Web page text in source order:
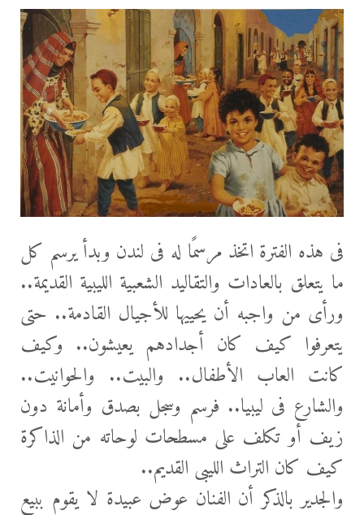
فى هذه الفترة اتخذ مرسمًا له فى لندن وبدأ يرسم كل
ما يتعلق بالعادات والتقاليد الشعبية الليبية القديمة..
ورأى من واجبه أن يحييها للأجيال القادمة.. حتى
يتعرفوا كيف كان أجدادهم يعيشون.. وكيف
كانت العاب الأطفال.. والبيت.. والحوانيت..
والشارع فى ليبيا.. فرسم وسجل بصدق وأمانة دون
زيف أو تكلف على مسطحات لوحاته من الذاكرة
كيف كان التراث الليبى القديم..
والجدير بالذكر أن الفنان عوض عبيدة لا يقوم ببيع